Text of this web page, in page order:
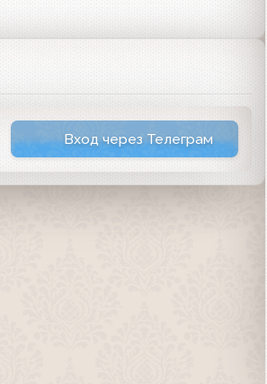
Вход через Телеграм